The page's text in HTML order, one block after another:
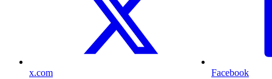
x.com Facebook